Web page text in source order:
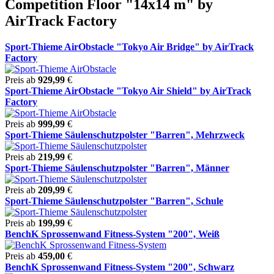
Competition Floor "14x14 m" by
AirTrack Factory
Sport-Thieme AirObstacle "Tokyo Air Bridge" by AirTrack
Factory
Preis ab 929,99 €
Sport-Thieme AirObstacle "Tokyo Air Shield" by AirTrack
Factory
Preis ab 999,99 €
Sport-Thieme Säulenschutzpolster "Barren", Mehrzweck
Preis ab 219,99 €
Sport-Thieme Säulenschutzpolster "Barren", Männer
Preis ab 209,99 €
Sport-Thieme Säulenschutzpolster "Barren", Schule
Preis ab 199,99 €
BenchK Sprossenwand Fitness-System "200", Weiß
Preis ab 459,00 €
BenchK Sprossenwand Fitness-System "200", Schwarz